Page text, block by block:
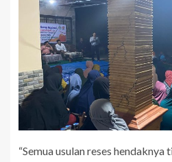
“Semua usulan reses